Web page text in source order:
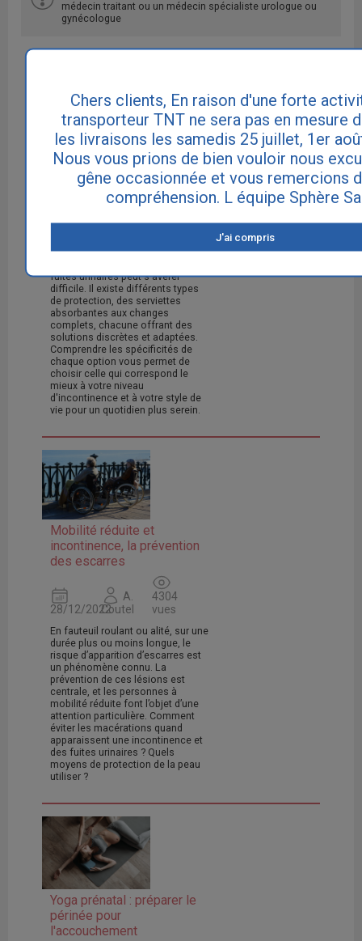
médecin traitant ou un médecin spécialiste urologue ou
gynécologue
Articles sur le même thème
Protection pour
incontinence : 5 différents
types à tester
Identifier la protection
fuites urinaires peut s'avérer
difficile. Il existe différents types
de protection, des serviettes
absorbantes aux changes
complets, chacune offrant des
solutions discrètes et adaptées.
Comprendre les spécificités de
chaque option vous permet de
choisir celle qui correspond le
mieux à votre niveau
d'incontinence et à votre style de
vie pour un quotidien plus serein.
Mobilité réduite et
incontinence, la prévention
des escarres
28/12/2022
A.
Coutel
4304
vues
En fauteuil roulant ou alité, sur une
durée plus ou moins longue, le
risque d’apparition d’escarres est
un phénomène connu. La
prévention de ces lésions est
centrale, et les personnes à
mobilité réduite font l’objet d’une
attention particulière. Comment
éviter les macérations quand
apparaissent une incontinence et
des fuites urinaires ? Quels
moyens de protection de la peau
utiliser ?
Yoga prénatal : préparer le
périnée pour
l'accouchement
Chers clients, En raison d'une forte
transporteur TNT ne sera pas en mesure
les livraisons les samedis 25 juillet, 1er
Nous vous prions de bien vouloir nous
gêne occasionnée et vous remercions
compréhension. L équipe Sphère
J'ai compris